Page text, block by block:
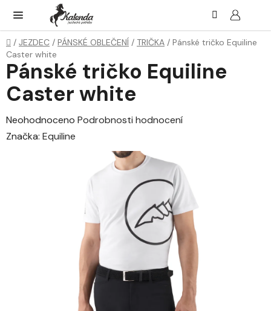
obsah
Domů
/ JEZDEC / PÁNSKÉ OBLEČENÍ / TRIČKA / Pánské tričko Equiline
Caster white
Pánské tričko Equiline
Caster white
Průměrné
hodnocení
Neohodnoceno Podrobnosti hodnocení
Značka: Equiline